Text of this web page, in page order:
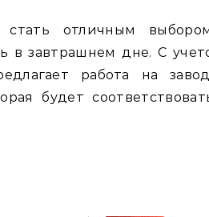
стать отличным
в завтрашнем дне. С
работа на
будет